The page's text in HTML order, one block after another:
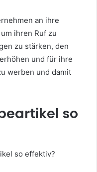
an ihre
ihren Ruf zu
zu stärken, den
und für ihre
werben und damit
so